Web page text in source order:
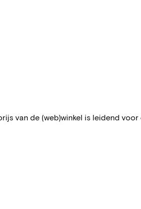
van de (web)winkel is leidend